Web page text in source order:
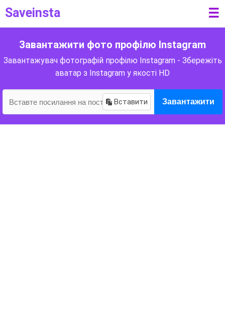
Saveinsta ☰
Завантажити фото профілю Instagram
Завантажувач фотографій профілю Instagram - Збережіть
аватар з Instagram у якості HD
Вставити Завантажити